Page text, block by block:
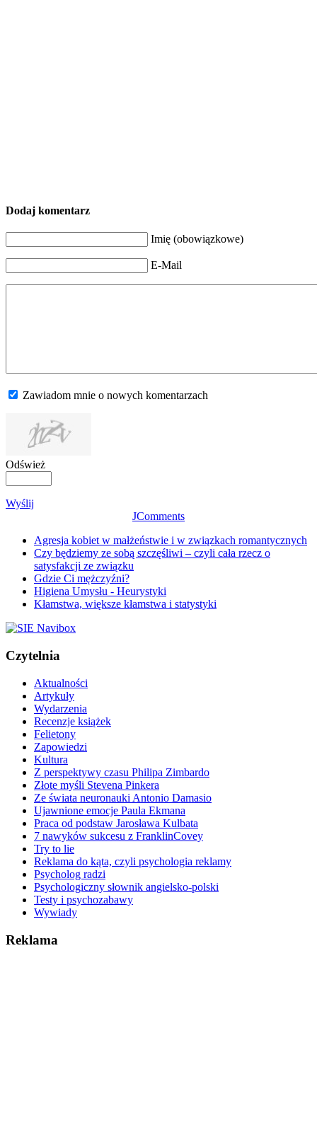
Dodaj komentarz
Imię (obowiązkowe)
E-Mail
Zawiadom mnie o nowych komentarzach
Odśwież
Wyślij
JComments
Agresja kobiet w małżeństwie i w związkach romantycznych
Czy będziemy ze sobą szczęśliwi – czyli cała rzecz o
satysfakcji ze związku
Gdzie Ci mężczyźni?
Higiena Umysłu - Heurystyki
Kłamstwa, większe kłamstwa i statystyki
Czytelnia
Aktualności
Artykuły
Wydarzenia
Recenzje książek
Felietony
Zapowiedzi
Kultura
Z perspektywy czasu Philipa Zimbardo
Złote myśli Stevena Pinkera
Ze świata neuronauki Antonio Damasio
Ujawnione emocje Paula Ekmana
Praca od podstaw Jarosława Kulbata
7 nawyków sukcesu z FranklinCovey
Try to lie
Reklama do kąta, czyli psychologia reklamy
Psycholog radzi
Psychologiczny słownik angielsko-polski
Testy i psychozabawy
Wywiady
Reklama